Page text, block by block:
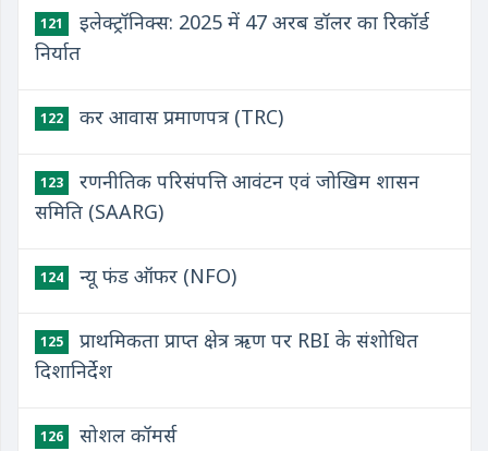
121
इलेक्ट्रॉनिक्स: 2025 में 47 अरब डॉलर का रिकॉर्ड
निर्यात
122 कर आवास प्रमाणपत्र (TRC)
123
रणनीतिक परिसंपत्ति आवंटन एवं जोखिम शासन
समिति (SAARG)
124 न्यू फंड ऑफर (NFO)
125
प्राथमिकता प्राप्त क्षेत्र ऋण पर RBI के संशोधित
दिशानिर्देश
126 सोशल कॉमर्स